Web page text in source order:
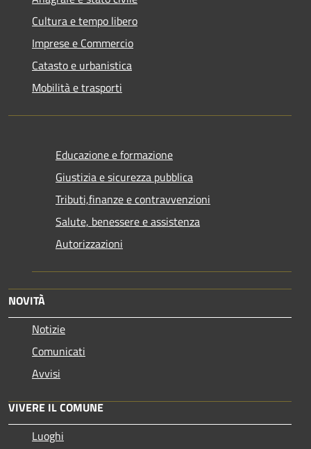
Cultura e tempo libero
Imprese e Commercio
Catasto e urbanistica
Mobilità e trasporti
Educazione e formazione
Giustizia e sicurezza pubblica
Tributi,finanze e contravvenzioni
Salute, benessere e assistenza
Autorizzazioni
NOVITÀ
Notizie
Comunicati
Avvisi
VIVERE IL COMUNE
Luoghi